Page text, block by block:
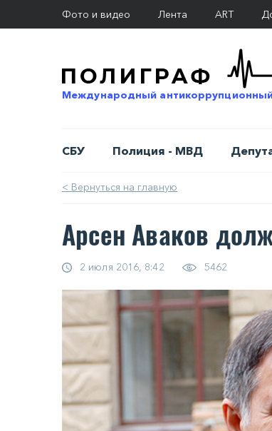
Фото и видео Лента ART
Международный
СБУ Полиция - МВД
< Вернуться на главную
Арсен Аваков
2 июля 2016, 8:42 5462